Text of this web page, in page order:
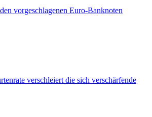
vorgeschlagenen Euro-Banknoten
verschleiert die sich verschärfende